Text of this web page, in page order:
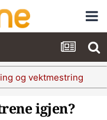
og vektmestring
igjen?